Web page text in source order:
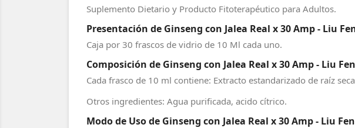
Suplemento Dietario y Producto Fitoterapéutico para Adultos.
Presentación de Ginseng con Jalea Real x 30 Amp - Liu
Caja por 30 frascos de vidrio de 10 Ml cada uno.
Composición de Ginseng con Jalea Real x 30 Amp - Liu
Cada frasco de 10 ml contiene: Extracto estandarizado de raíz
Otros ingredientes: Agua purificada, acido cítrico.
Modo de Uso de Ginseng con Jalea Real x 30 Amp - Liu